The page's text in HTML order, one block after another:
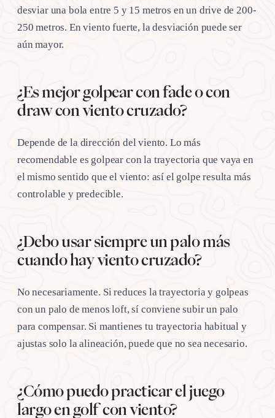
desviar una bola entre 5 y 15 metros en un drive de 200-
250 metros. En viento fuerte, la desviación puede ser
aún mayor.
¿Es mejor golpear con fade o con
draw con viento cruzado?
Depende de la dirección del viento. Lo más
recomendable es golpear con la trayectoria que vaya en
el mismo sentido que el viento: así el golpe resulta más
controlable y predecible.
¿Debo usar siempre un palo más
cuando hay viento cruzado?
No necesariamente. Si reduces la trayectoria y golpeas
con un palo de menos loft, sí conviene subir un palo
para compensar. Si mantienes tu trayectoria habitual y
ajustas solo la alineación, puede que no sea necesario.
¿Cómo puedo practicar el juego
largo en golf con viento?